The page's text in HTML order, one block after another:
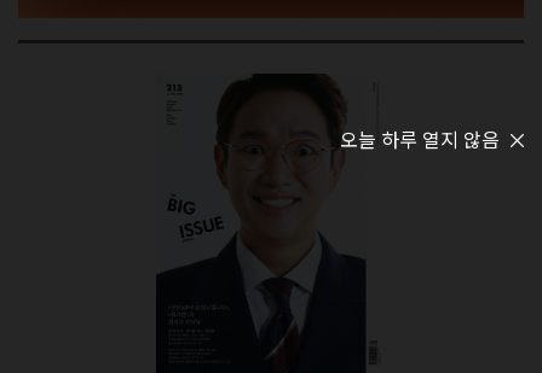
오늘 하루 열지 않음